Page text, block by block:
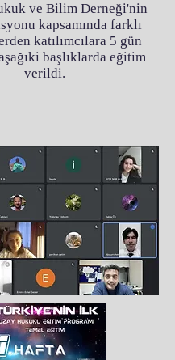
ve Bilim Derneği'nin
kapsamında farklı
katılımcılara 5 gün
başlıklarda eğitim
verildi.